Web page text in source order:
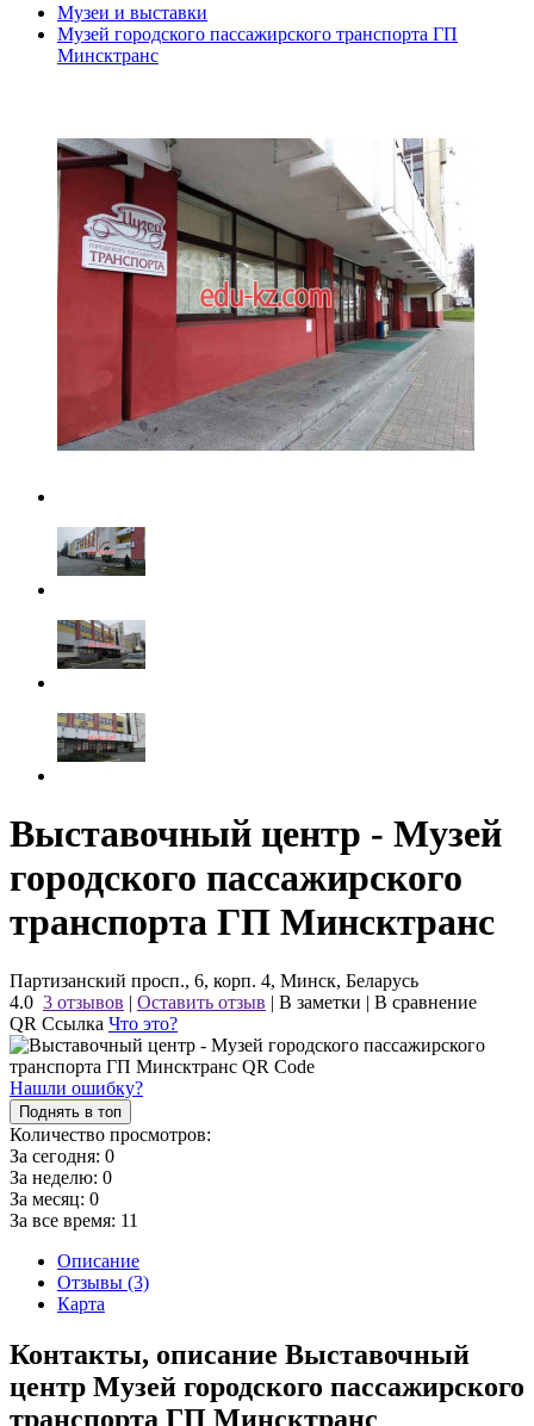
Музеи и выставки
Музей городского пассажирского транспорта ГП
Минсктранс
Выставочный центр - Музей
городского пассажирского
транспорта ГП Минсктранс
Партизанский просп., 6, корп. 4, Минск, Беларусь
4.0 3 отзывов | Оставить отзыв | В заметки | В сравнение
QR Ссылка Что это?
Нашли ошибку?
Поднять в топ
Количество просмотров:
За сегодня: 0
За неделю: 0
За месяц: 0
За все время: 11
Описание
Отзывы (3)
Карта
Контакты, описание Выставочный
центр Музей городского пассажирского
транспорта ГП Минсктранс